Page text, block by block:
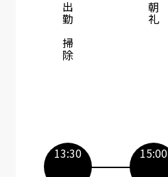
出勤～掃除 朝礼
13:30 15:00